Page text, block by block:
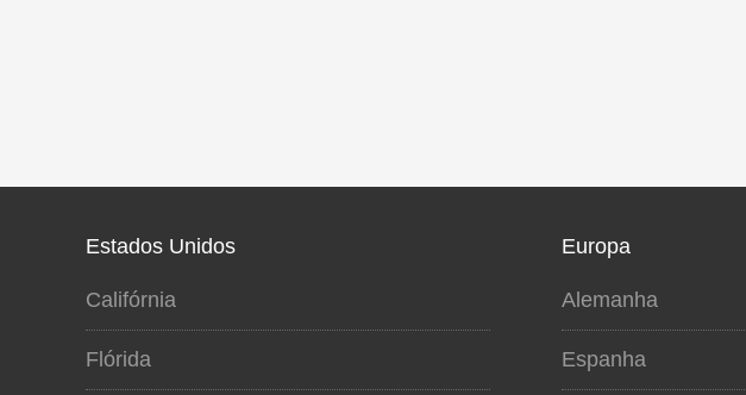
Estados Unidos
Califórnia
Flórida
Europa
Alemanha
Espanha